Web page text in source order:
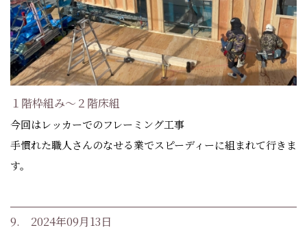
１階枠組み～２階床組
今回はレッカーでのフレーミング工事
手慣れた職人さんのなせる業でスピーディーに組まれて行きま
す。
9. 2024年09月13日